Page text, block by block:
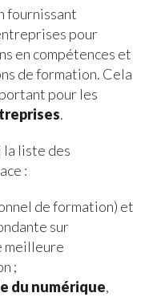
fournissant
pour
en compétences et
de formation. Cela
pour les
.
la liste des
:
de formation) et
sur
meilleure
;
du numérique,